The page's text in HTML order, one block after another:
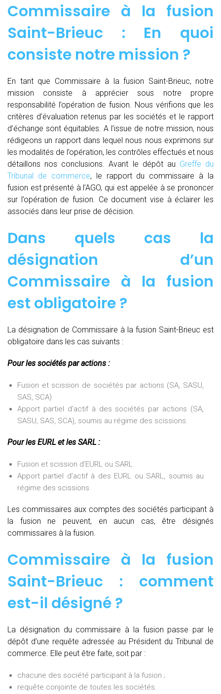
Commissaire à la fusion
Saint-Brieuc : En quoi
consiste notre mission ?
En tant que Commissaire à la fusion Saint-Brieuc, notre
mission consiste à apprécier sous notre propre
responsabilité l’opération de fusion. Nous vérifions que les
critères d’évaluation retenus par les sociétés et le rapport
d’échange sont équitables. A l’issue de notre mission, nous
rédigeons un rapport dans lequel nous nous exprimons sur
les modalités de l’opération, les contrôles effectués et nous
détaillons nos conclusions. Avant le dépôt au Greffe du
Tribunal de commerce, le rapport du commissaire à la
fusion est présenté à l’AGO, qui est appelée à se prononcer
sur l’opération de fusion. Ce document vise à éclairer les
associés dans leur prise de décision.
Dans quels cas la
désignation d’un
Commissaire à la fusion
est obligatoire ?
La désignation de Commissaire à la fusion Saint-Brieuc est
obligatoire dans les cas suivants :
Pour les sociétés par actions :
Fusion et scission de sociétés par actions (SA, SASU,
SAS, SCA)
Apport partiel d’actif à des sociétés par actions (SA,
SASU, SAS, SCA), soumis au régime des scissions.
Pour les EURL et les SARL :
Fusion et scission d’EURL ou SARL
Apport partiel d’actif à des EURL ou SARL, soumis au
régime des scissions
Les commissaires aux comptes des sociétés participant à
la fusion ne peuvent, en aucun cas, être désignés
commissaires à la fusion.
Commissaire à la fusion
Saint-Brieuc : comment
est-il désigné ?
La désignation du commissaire à la fusion passe par le
dépôt d’une requête adressée au Président du Tribunal de
commerce. Elle peut être faite, soit par :
chacune des société participant à la fusion ;
requête conjointe de toutes les sociétés.